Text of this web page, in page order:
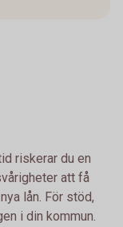
riskerar du en
att få
lån. För stöd,
i din kommun.